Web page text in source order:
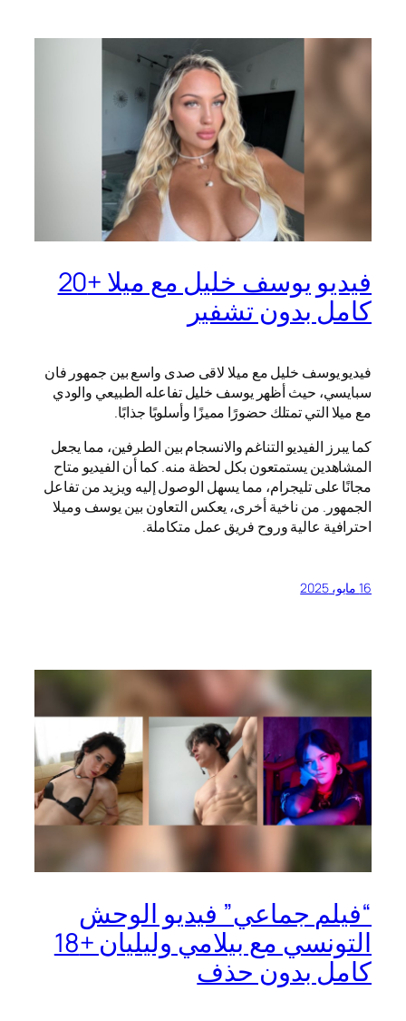
فيديو يوسف خليل مع ميلا +20
كامل بدون تشفير
فيديو يوسف خليل مع ميلا لاقى صدى واسع بين جمهور فان
سبايسي، حيث أظهر يوسف خليل تفاعله الطبيعي والودي
مع ميلا التي تمتلك حضورًا مميزًا وأسلوبًا جذابًا.
كما يبرز الفيديو التناغم والانسجام بين الطرفين، مما يجعل
المشاهدين يستمتعون بكل لحظة منه. كما أن الفيديو متاح
مجانًا على تليجرام، مما يسهل الوصول إليه ويزيد من تفاعل
الجمهور. من ناخية أخرى، يعكس التعاون بين يوسف وميلا
احترافية عالية وروح فريق عمل متكاملة.
16 مايو، 2025
“فيلم جماعي” فيديو الوحش
التونسي مع بيلامي وليليان +18
كامل بدون حذف